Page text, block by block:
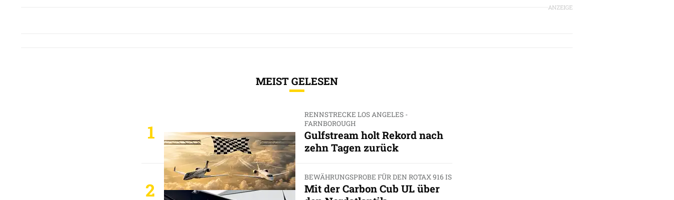
ANZEIGE
MEIST GELESEN
1
RENNSTRECKE LOS ANGELES -
FARNBOROUGH
Gulfstream holt Rekord nach
zehn Tagen zurück
2
BEWÄHRUNGSPROBE FÜR DEN ROTAX 916 IS
Mit der Carbon Cub UL über